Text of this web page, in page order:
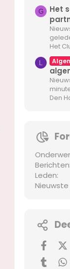
G
Het
Het
L
Den
Berichten
Leden
Nieuwste
Tumblr